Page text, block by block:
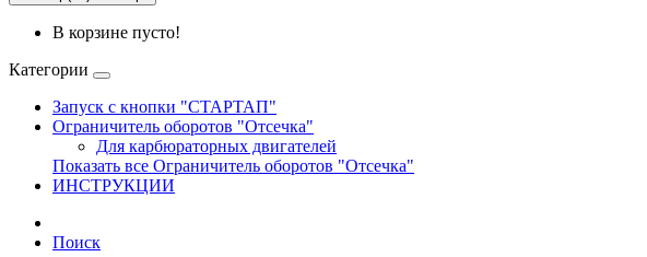
В корзине пусто!
Категории
Запуск с кнопки "СТАРТАП"
Ограничитель оборотов "Отсечка"
Для карбюраторных двигателей
Показать все Ограничитель оборотов "Отсечка"
ИНСТРУКЦИИ
Поиск